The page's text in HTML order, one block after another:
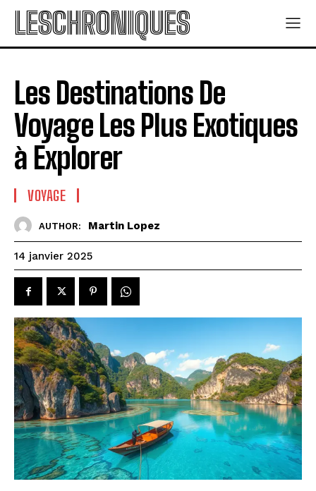
LESCHRONIQUES
Les Destinations De
Voyage Les Plus Exotiques
à Explorer
VOYAGE
AUTHOR: Martin Lopez
14 janvier 2025